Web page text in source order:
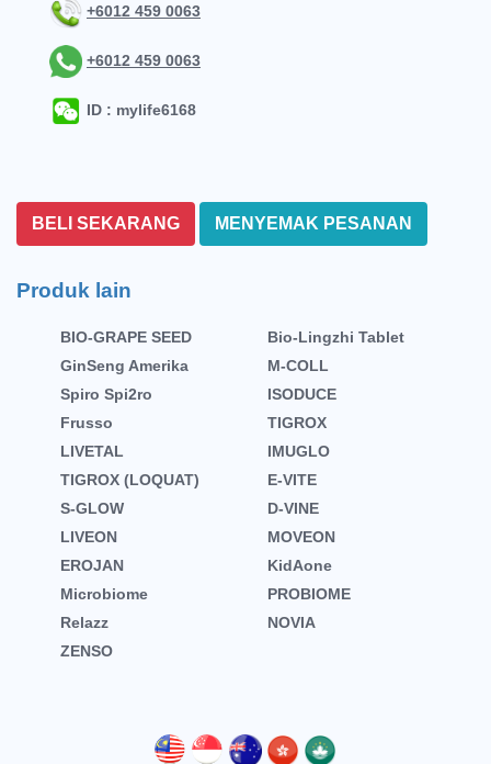
+6012 459 0063
+6012 459 0063
ID : mylife6168
BELI SEKARANG MENYEMAK PESANAN
Produk lain
BIO-GRAPE SEED
Bio-Lingzhi Tablet
GinSeng Amerika
M-COLL
Spiro Spi2ro
ISODUCE
Frusso
TIGROX
LIVETAL
IMUGLO
TIGROX (LOQUAT)
E-VITE
S-GLOW
D-VINE
LIVEON
MOVEON
EROJAN
KidAone
Microbiome
PROBIOME
Relazz
NOVIA
ZENSO